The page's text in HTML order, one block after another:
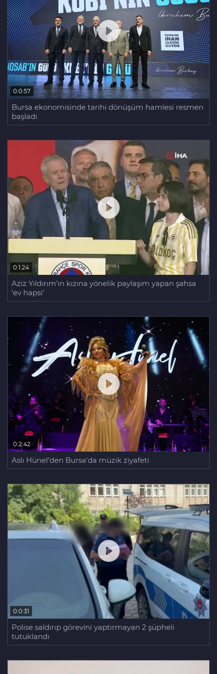
0:0:57
Bursa ekonomisinde tarihi dönüşüm hamlesi resmen
başladı
0:1:24
Aziz Yıldırım’ın kızına yönelik paylaşım yapan şahsa
‘ev hapsi’
0:2:42
Aslı Hünel’den Bursa'da müzik ziyafeti
0:0:31
Polise saldırıp görevini yaptırmayan 2 şüpheli
tutuklandı